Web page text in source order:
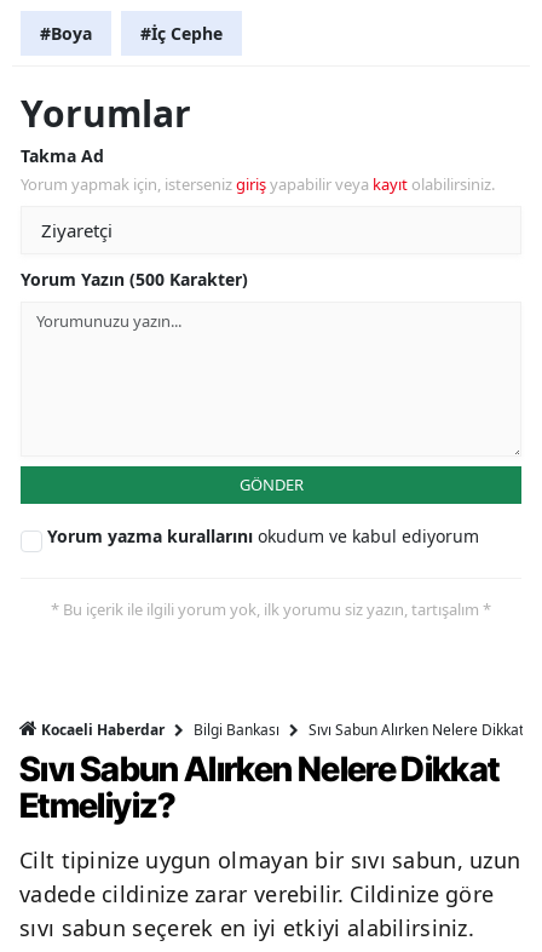
#Boya #İç Cephe
Yorumlar
Takma Ad
Yorum yapmak için, istersenizgirişyapabilir veya kayıt olabilirsiniz.
Yorum Yazın (500 Karakter)
GÖNDER
Yorum yazma kurallarını okudum ve kabul ediyorum
* Bu içerik ile ilgili yorum yok, ilk yorumu siz yazın, tartışalım *
Kocaeli Haberdar Bilgi Bankası Sıvı Sabun Alırken Nelere Dikkat
Sıvı Sabun Alırken Nelere Dikkat
Etmeliyiz?
Cilt tipinize uygun olmayan bir sıvı sabun, uzun
vadede cildinize zarar verebilir. Cildinize göre
sıvı sabun seçerek en iyi etkiyi alabilirsiniz.